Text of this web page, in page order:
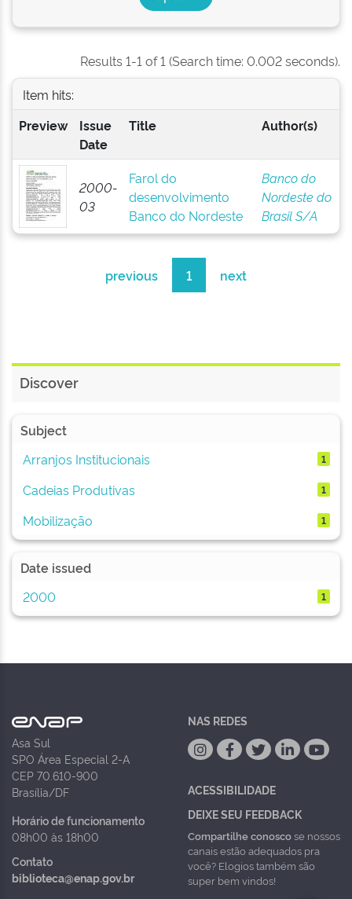
Results 1-1 of 1 (Search time: 0.002 seconds).
Item hits:
Preview
Issue
Date
Title Author(s)
2000-
03
Farol do
desenvolvimento
Banco do Nordeste
Banco do
Nordeste do
Brasil S/A
previous 1 next
Discover
Subject
Arranjos Institucionais
1
Cadeias Produtivas 1
Mobilização 1
Date issued
2000
1
Asa Sul
SPO Área Especial 2-A
CEP 70.610-900
Brasília/DF
Horário de funcionamento
08h00 às 18h00
Contato
biblioteca@enap.gov.br
NAS REDES
ACESSIBILIDADE
DEIXE SEU FEEDBACK
Compartilhe conoscose nossos
canais estão adequados pra
você? Elogios também são
super bem vindos!